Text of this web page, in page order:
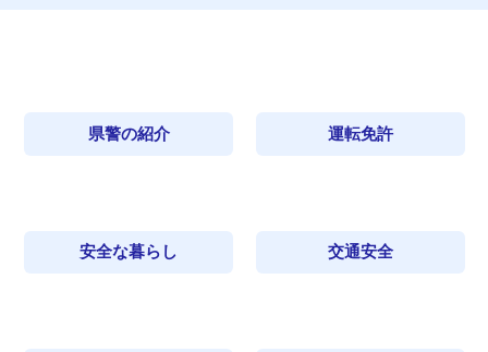
県警の紹介 運転免許
安全な暮らし 交通安全